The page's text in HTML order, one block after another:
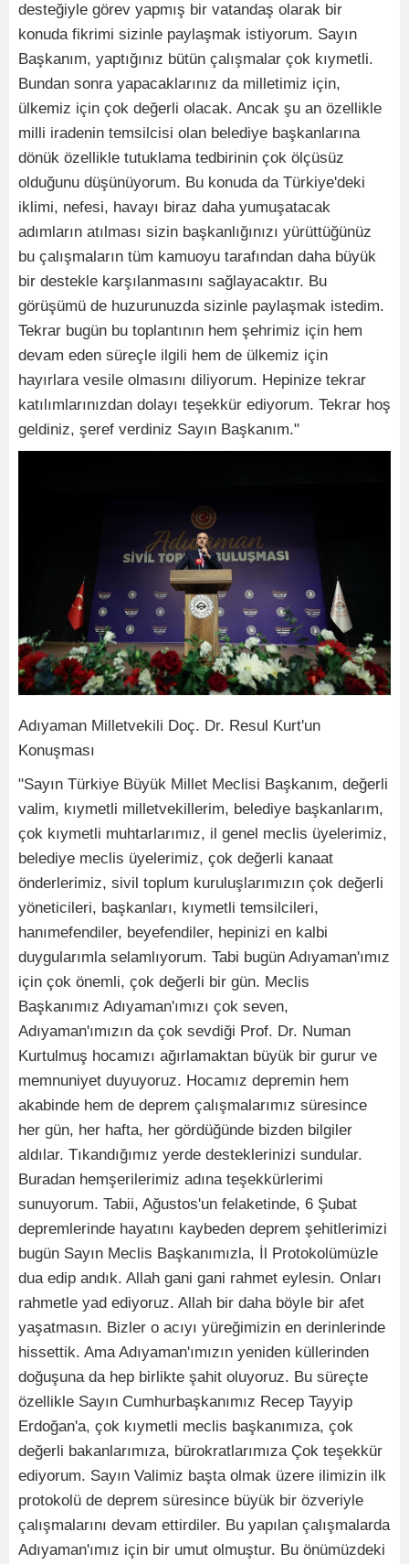
desteğiyle görev yapmış bir vatandaş olarak bir
konuda fikrimi sizinle paylaşmak istiyorum. Sayın
Başkanım, yaptığınız bütün çalışmalar çok kıymetli.
Bundan sonra yapacaklarınız da milletimiz için,
ülkemiz için çok değerli olacak. Ancak şu an özellikle
milli iradenin temsilcisi olan belediye başkanlarına
dönük özellikle tutuklama tedbirinin çok ölçüsüz
olduğunu düşünüyorum. Bu konuda da Türkiye'deki
iklimi, nefesi, havayı biraz daha yumuşatacak
adımların atılması sizin başkanlığınızı yürüttüğünüz
bu çalışmaların tüm kamuoyu tarafından daha büyük
bir destekle karşılanmasını sağlayacaktır. Bu
görüşümü de huzurunuzda sizinle paylaşmak istedim.
Tekrar bugün bu toplantının hem şehrimiz için hem
devam eden süreçle ilgili hem de ülkemiz için
hayırlara vesile olmasını diliyorum. Hepinize tekrar
katılımlarınızdan dolayı teşekkür ediyorum. Tekrar hoş
geldiniz, şeref verdiniz Sayın Başkanım."
Adıyaman Milletvekili Doç. Dr. Resul Kurt'un
Konuşması
"Sayın Türkiye Büyük Millet Meclisi Başkanım, değerli
valim, kıymetli milletvekillerim, belediye başkanlarım,
çok kıymetli muhtarlarımız, il genel meclis üyelerimiz,
belediye meclis üyelerimiz, çok değerli kanaat
önderlerimiz, sivil toplum kuruluşlarımızın çok değerli
yöneticileri, başkanları, kıymetli temsilcileri,
hanımefendiler, beyefendiler, hepinizi en kalbi
duygularımla selamlıyorum. Tabi bugün Adıyaman'ımız
için çok önemli, çok değerli bir gün. Meclis
Başkanımız Adıyaman'ımızı çok seven,
Adıyaman'ımızın da çok sevdiği Prof. Dr. Numan
Kurtulmuş hocamızı ağırlamaktan büyük bir gurur ve
memnuniyet duyuyoruz. Hocamız depremin hem
akabinde hem de deprem çalışmalarımız süresince
her gün, her hafta, her gördüğünde bizden bilgiler
aldılar. Tıkandığımız yerde desteklerinizi sundular.
Buradan hemşerilerimiz adına teşekkürlerimi
sunuyorum. Tabii, Ağustos'un felaketinde, 6 Şubat
depremlerinde hayatını kaybeden deprem şehitlerimizi
bugün Sayın Meclis Başkanımızla, İl Protokolümüzle
dua edip andık. Allah gani gani rahmet eylesin. Onları
rahmetle yad ediyoruz. Allah bir daha böyle bir afet
yaşatmasın. Bizler o acıyı yüreğimizin en derinlerinde
hissettik. Ama Adıyaman'ımızın yeniden küllerinden
doğuşuna da hep birlikte şahit oluyoruz. Bu süreçte
özellikle Sayın Cumhurbaşkanımız Recep Tayyip
Erdoğan'a, çok kıymetli meclis başkanımıza, çok
değerli bakanlarımıza, bürokratlarımıza Çok teşekkür
ediyorum. Sayın Valimiz başta olmak üzere ilimizin ilk
protokolü de deprem süresince büyük bir özveriyle
çalışmalarını devam ettirdiler. Bu yapılan çalışmalarda
Adıyaman'ımız için bir umut olmuştur. Bu önümüzdeki